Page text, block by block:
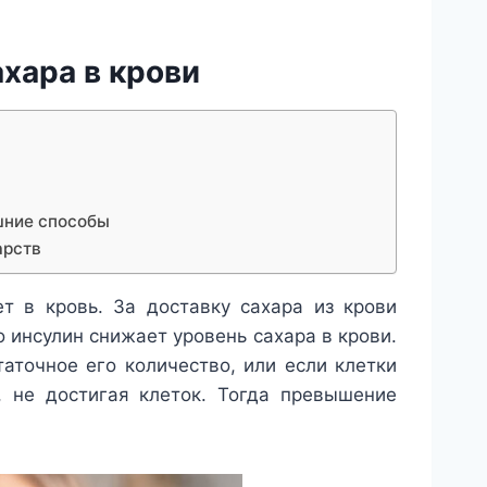
в крови
способы
в кровь. За доставку сахара из крови
снижает уровень сахара в крови.
его количество, или если клетки
достигая клеток. Тогда превышение